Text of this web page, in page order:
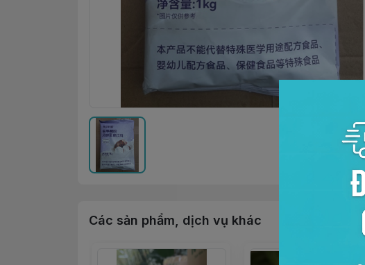
Các sản phẩm, dịch vụ khác